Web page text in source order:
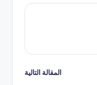
المقالة التالية